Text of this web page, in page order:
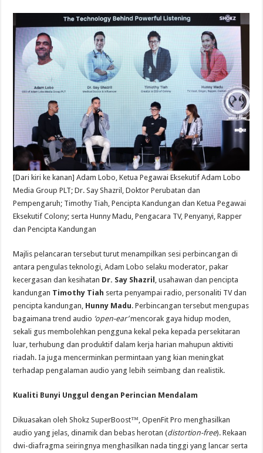
[Dari kiri ke kanan] Adam Lobo, Ketua Pegawai Eksekutif Adam Lobo
Media Group PLT; Dr. Say Shazril, Doktor Perubatan dan
Pempengaruh; Timothy Tiah, Pencipta Kandungan dan Ketua Pegawai
Eksekutif Colony; serta Hunny Madu, Pengacara TV, Penyanyi, Rapper
dan Pencipta Kandungan
Majlis pelancaran tersebut turut menampilkan sesi perbincangan di
antara pengulas teknologi, Adam Lobo selaku moderator, pakar
kecergasan dan kesihatan Dr. Say Shazril , usahawan dan pencipta
kandungan Timothy Tiah serta penyampai radio, personaliti TV dan
pencipta kandungan, Hunny Madu. Perbincangan tersebut mengupas
bagaimana trend audio ‘open-ear’mencorak gaya hidup moden,
sekali gus membolehkan pengguna kekal peka kepada persekitaran
luar, terhubung dan produktif dalam kerja harian mahupun aktiviti
riadah. Ia juga mencerminkan permintaan yang kian meningkat
terhadap pengalaman audio yang lebih seimbang dan realistik.
Kualiti Bunyi Unggul dengan Perincian Mendalam
Dikuasakan oleh Shokz SuperBoost™, OpenFit Pro menghasilkan
audio yang jelas, dinamik dan bebas herotan (distortion-free). Rekaan
dwi-diafragma seiringnya menghasilkan nada tinggi yang lancar serta